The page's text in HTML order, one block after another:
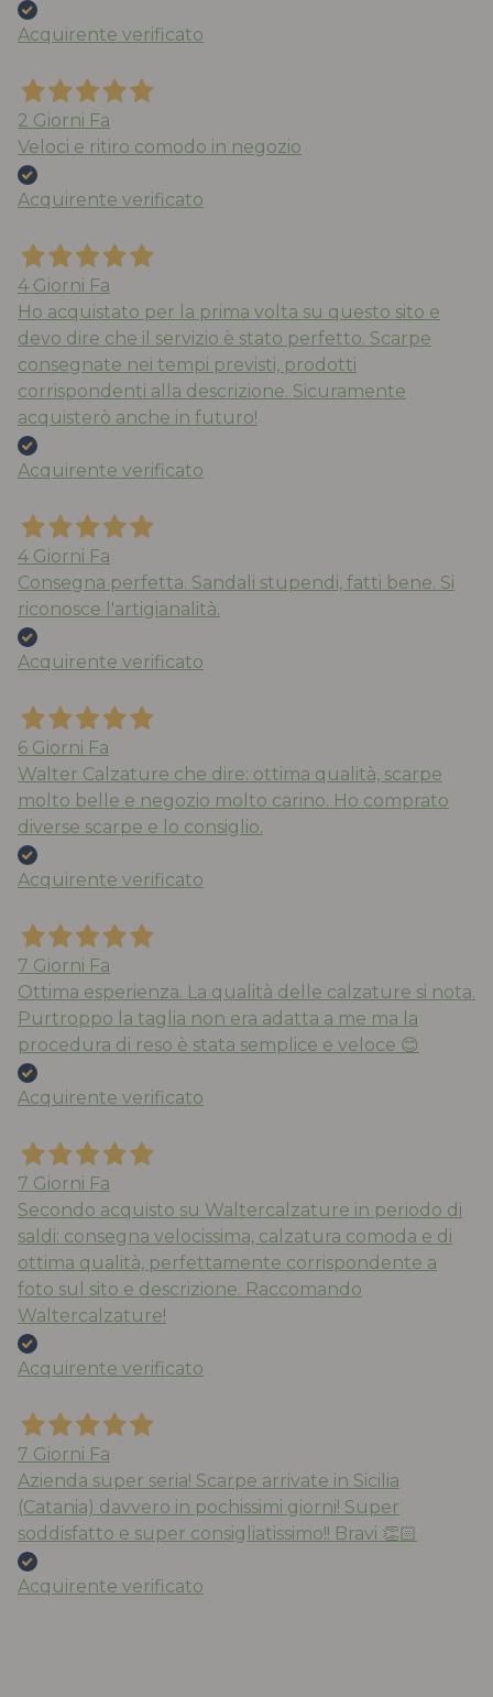
Acquirente verificato
2 Giorni Fa
Veloci e ritiro comodo in negozio
Acquirente verificato
4 Giorni Fa
Ho acquistato per la prima volta su questo sito e
devo dire che il servizio è stato perfetto. Scarpe
consegnate nei tempi previsti, prodotti
corrispondenti alla descrizione. Sicuramente
acquisterò anche in futuro!
Acquirente verificato
4 Giorni Fa
Consegna perfetta. Sandali stupendi, fatti bene. Si
riconosce l'artigianalità.
Acquirente verificato
6 Giorni Fa
Walter Calzature che dire: ottima qualità, scarpe
molto belle e negozio molto carino. Ho comprato
diverse scarpe e lo consiglio.
Acquirente verificato
7 Giorni Fa
Ottima esperienza. La qualità delle calzature si nota.
Purtroppo la taglia non era adatta a me ma la
procedura di reso è stata semplice e veloce 😊
Acquirente verificato
7 Giorni Fa
Secondo acquisto su Waltercalzature in periodo di
saldi: consegna velocissima, calzatura comoda e di
ottima qualità, perfettamente corrispondente a
foto sul sito e descrizione. Raccomando
Waltercalzature!
Acquirente verificato
7 Giorni Fa
Azienda super seria! Scarpe arrivate in Sicilia
(Catania) davvero in pochissimi giorni! Super
soddisfatto e super consigliatissimo!! Bravi 👏🏻
Acquirente verificato